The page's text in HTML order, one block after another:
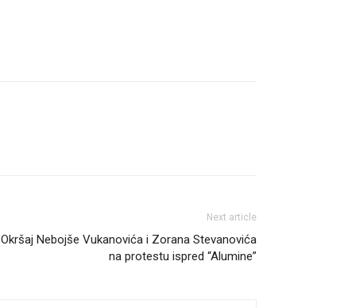
Next article
Okršaj Nebojše Vukanovića i Zorana Stevanovića
na protestu ispred “Alumine”